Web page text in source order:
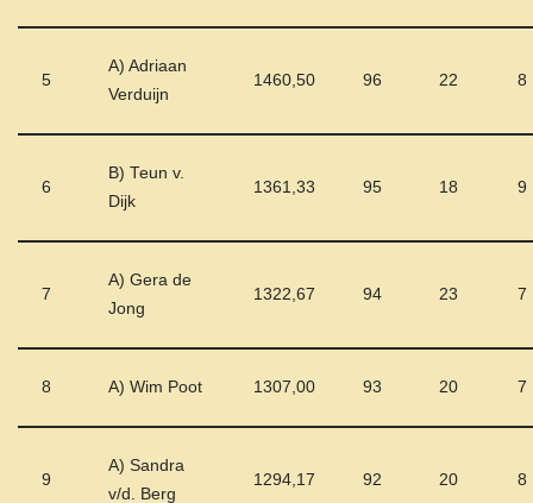
5
A) Adriaan
Verduijn
1460,50 96 22 8
6
B) Teun v.
Dijk
1361,33 95 18 9
7
A) Gera de
Jong
1322,67 94 23 7
8 A) Wim Poot 1307,00 93 20 7
9
A) Sandra
v/d. Berg
1294,17 92 20 8